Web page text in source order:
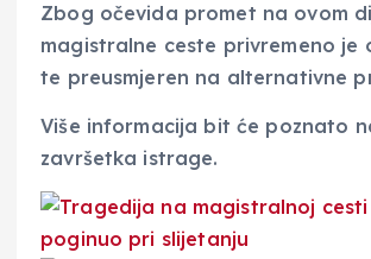
Zbog očevida promet na ovom
magistralne ceste privremeno je
te preusmjeren na alternativne
Više informacija bit će poznato
završetka istrage.